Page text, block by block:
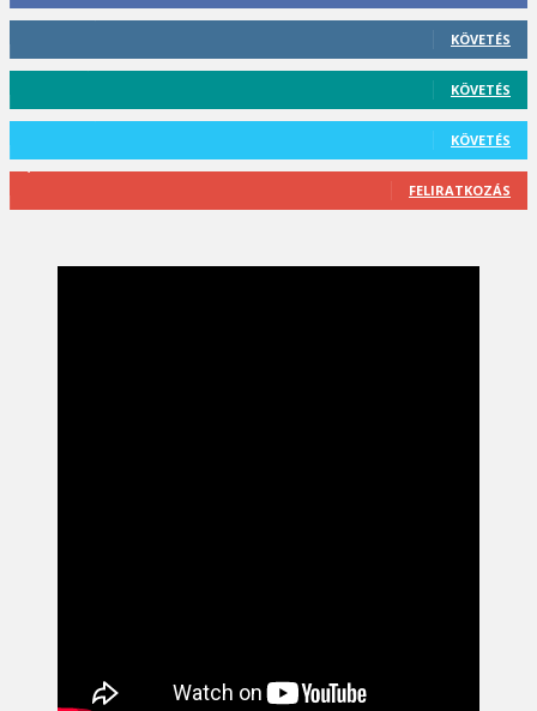
KÖVETÉS
KÖVETÉS
KÖVETÉS
FELIRATKOZÁS